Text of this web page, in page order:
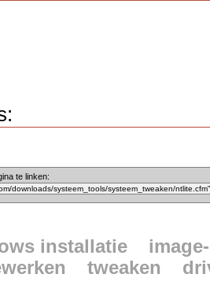
te linken:
installatie
tweaken